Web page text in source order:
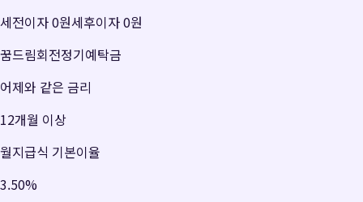
세전이자0원세후이자0원
꿈드림회전정기예탁금
어제와 같은 금리
12개월 이상
월지급식 기본이율
3.50%